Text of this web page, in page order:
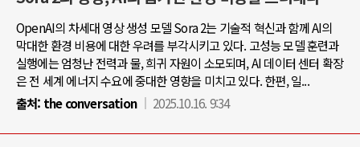
OpenAI의 차세대 영상 생성 모델 Sora 2는 기술적 혁신과 함께 AI의
막대한 환경 비용에 대한 우려를 부각시키고 있다. 고성능 모델 훈련과
실행에는 엄청난 전력과 물, 희귀 자원이 소모되며, AI 데이터 센터 확장
은 전 세계 에너지 수요에 중대한 영향을 미치고 있다. 한편, 일...
출처: the conversation 2025.10.16. 9:34